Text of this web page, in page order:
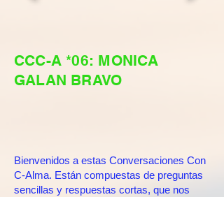
CCC-A *06: MONICA
GALAN BRAVO
Bienvenidos a estas Conversaciones Con
C-Alma. Están compuestas de preguntas
sencillas y respuestas cortas, que nos